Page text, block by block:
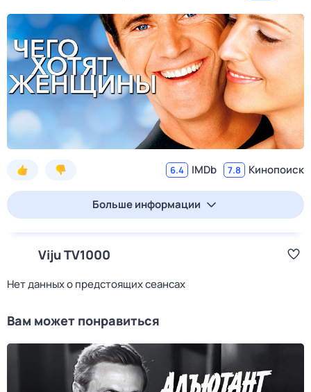
6.4 IMDb 7.8 Кинопоиск
Больше информации
Viju TV1000
Нет данных о предстоящих сеансах
Вам может понравиться